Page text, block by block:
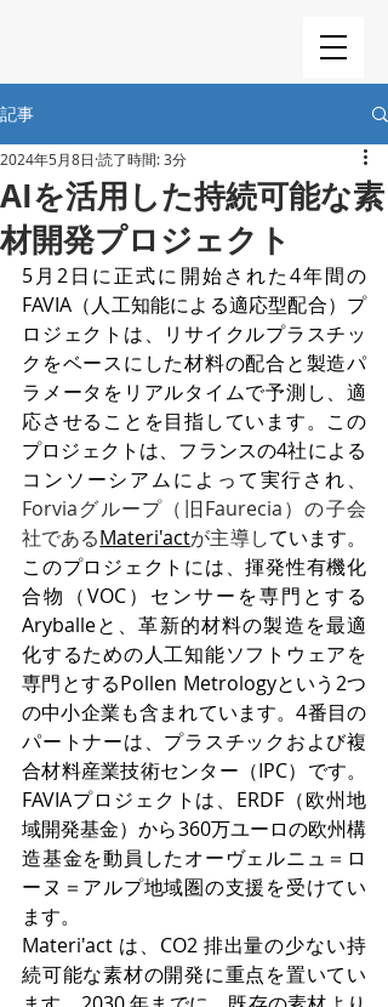
記事
AIを活用した持続可能な素
材開発プロジェクト
2024年5月8日 読了時間: 3分
5月2日に正式に開始された4年間の
FAVIA（人工知能による適応型配合）プ
ロジェクトは、リサイクルプラスチッ
クをベースにした材料の配合と製造パ
ラメータをリアルタイムで予測し、適
応させることを目指しています。この
プロジェクトは、フランスの4社による
コンソーシアムによって実行され、
Forviaグループ（旧Faurecia）の子会
社であるMateri'actが主導しています。
このプロジェクトには、揮発性有機化
合物（VOC）センサーを専門とする
Aryballeと、革新的材料の製造を最適
化するための人工知能ソフトウェアを
専門とするPollen Metrologyという2つ
の中小企業も含まれています。4番目の
パートナーは、プラスチックおよび複
合材料産業技術センター（IPC）です。
FAVIAプロジェクトは、ERDF（欧州地
域開発基金）から360万ユーロの欧州構
造基金を動員したオーヴェルニュ＝ロ
ーヌ＝アルプ地域圏の支援を受けてい
ます。
Materi'act は、CO2 排出量の少ない持
続可能な素材の開発に重点を置いてい